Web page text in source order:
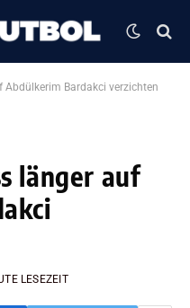
Bardakci verzichten
länger auf
LESEZEIT